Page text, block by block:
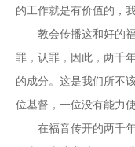
的工作就是有价值的，
教会传播这和好的
罪，认罪，因此，两千
的成分。这是我们所不
位基督，一位没有能力
在福音传开的两千